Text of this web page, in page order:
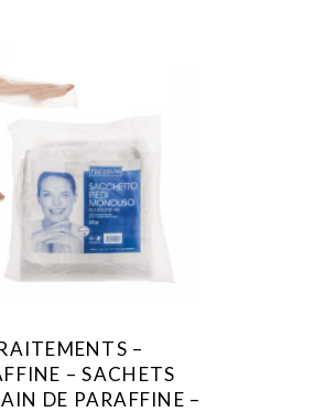
–
– SACHETS
DE PARAFFINE –